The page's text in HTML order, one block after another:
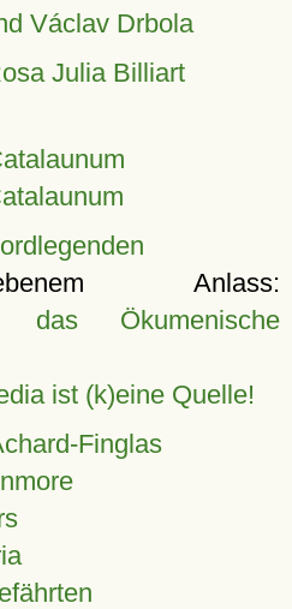
Václav Drbola
Julia Billiart
Anlass:
das Ökumenische
ist (k)eine Quelle!
Finglas